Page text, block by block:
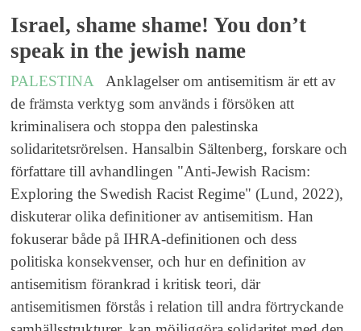
Israel, shame shame! You don’t
speak in the jewish name
PALESTINA
Anklagelser om antisemitism är ett av
de främsta verktyg som används i försöken att
kriminalisera och stoppa den palestinska
solidaritetsrörelsen. Hansalbin Sältenberg, forskare och
författare till avhandlingen "Anti-Jewish Racism:
Exploring the Swedish Racist Regime" (Lund, 2022),
diskuterar olika definitioner av antisemitism. Han
fokuserar både på IHRA-definitionen och dess
politiska konsekvenser, och hur en definition av
antisemitism förankrad i kritisk teori, där
antisemitismen förstås i relation till andra förtryckande